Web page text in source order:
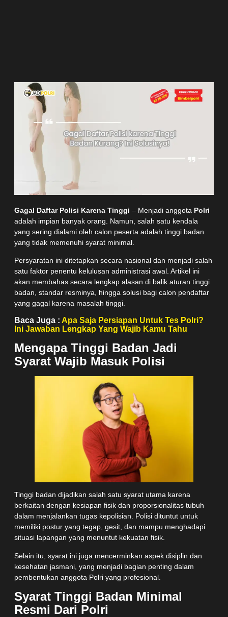
Gagal Daftar Polisi Karena Tinggi – Menjadi anggota Polri
adalah impian banyak orang. Namun, salah satu kendala
yang sering dialami oleh calon peserta adalah tinggi badan
yang tidak memenuhi syarat minimal.
Persyaratan ini ditetapkan secara nasional dan menjadi salah
satu faktor penentu kelulusan administrasi awal. Artikel ini
akan membahas secara lengkap alasan di balik aturan tinggi
badan, standar resminya, hingga solusi bagi calon pendaftar
yang gagal karena masalah tinggi.
Baca Juga : Apa Saja Persiapan Untuk Tes Polri?
Ini Jawaban Lengkap Yang Wajib Kamu Tahu
Mengapa Tinggi Badan Jadi
Syarat Wajib Masuk Polisi
Tinggi badan dijadikan salah satu syarat utama karena
berkaitan dengan kesiapan fisik dan proporsionalitas tubuh
dalam menjalankan tugas kepolisian. Polisi dituntut untuk
memiliki postur yang tegap, gesit, dan mampu menghadapi
situasi lapangan yang menuntut kekuatan fisik.
Selain itu, syarat ini juga mencerminkan aspek disiplin dan
kesehatan jasmani, yang menjadi bagian penting dalam
pembentukan anggota Polri yang profesional.
Syarat Tinggi Badan Minimal
Resmi Dari Polri